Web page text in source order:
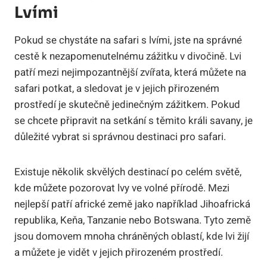
Lvími
Pokud se chystáte na safari s lvími, jste na správné
cestě k nezapomenutelnému zážitku v divočině. Lvi
patří mezi nejimpozantnější zvířata, která můžete na
safari potkat, a sledovat je v jejich přirozeném
prostředí je skutečně jedinečným zážitkem. Pokud
se chcete připravit na setkání s těmito králi savany, je
důležité vybrat si správnou destinaci pro safari.
Existuje několik skvělých destinací po celém světě,
kde můžete pozorovat lvy ve volné přírodě. Mezi
nejlepší patří africké země jako například Jihoafrická
republika, Keňa, Tanzanie nebo Botswana. Tyto země
jsou domovem mnoha chráněných oblastí, kde lvi žijí
a můžete je vidět v jejich přirozeném prostředí.